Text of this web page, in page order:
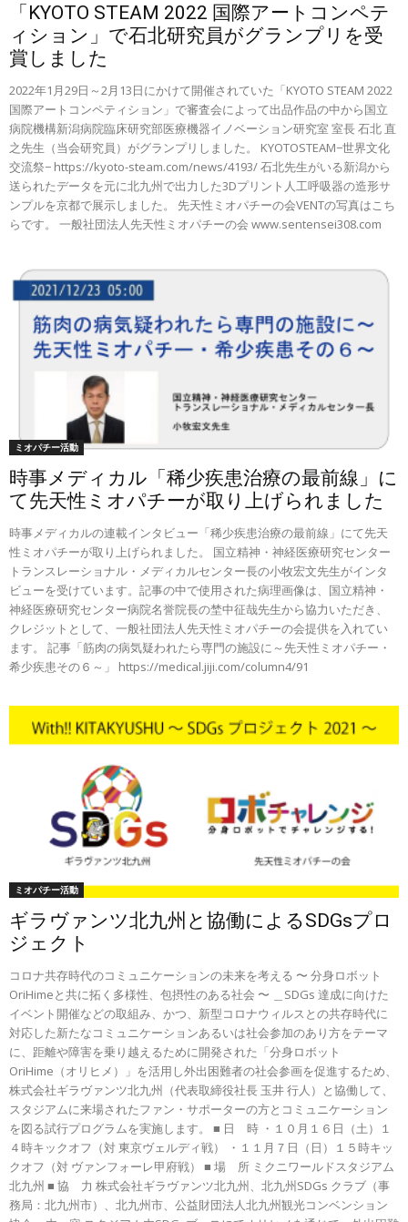
「KYOTO STEAM 2022 国際アートコンペテ
ィション」で石北研究員がグランプリを受
賞しました
2022年1月29日～2月13日にかけて開催されていた「KYOTO STEAM 2022
国際アートコンペティション」で審査会によって出品作品の中から国立
病院機構新潟病院臨床研究部医療機器イノベーション研究室 室長 石北 直
之先生（当会研究員）がグランプリしました。 KYOTOSTEAM−世界文化
交流祭− https://kyoto-steam.com/news/4193/ 石北先生がいる新潟から
送られたデータを元に北九州で出力した3Dプリント人工呼吸器の造形サ
ンプルを京都で展示しました。 先天性ミオパチーの会VENTの写真はこち
らです。 一般社団法人先天性ミオパチーの会 www.sentensei308.com
ミオパチー活動
時事メディカル「稀少疾患治療の最前線」に
て先天性ミオパチーが取り上げられました
時事メディカルの連載インタビュー「稀少疾患治療の最前線」にて先天
性ミオパチーが取り上げられました。 国立精神・神経医療研究センター
トランスレーショナル・メディカルセンター長の小牧宏文先生がインタ
ビューを受けています。記事の中で使用された病理画像は、国立精神・
神経医療研究センター病院名誉院長の埜中征哉先生から協力いただき、
クレジットとして、一般社団法人先天性ミオパチーの会提供を入れてい
ます。 記事「筋肉の病気疑われたら専門の施設に～先天性ミオパチー・
希少疾患その６～」 https://medical.jiji.com/column4/91
ミオパチー活動
ギラヴァンツ北九州と協働によるSDGsプロ
ジェクト
コロナ共存時代のコミュニケーションの未来を考える 〜 分⾝ロボット
OriHimeと共に拓く多様性、包摂性のある社会 〜 ＿SDGs 達成に向けた
イベント開催などの取組み、かつ、新型コロナウィルスとの共存時代に
対応した新たなコミュニケーションあるいは社会参加のあり⽅をテーマ
に、距離や障害を乗り越えるために開発された「分⾝ロボット
OriHime（オリヒメ）」を活用し外出困難者の社会参画を促進するため、
株式会社ギラヴァンツ北九州（代表取締役社長 玉井 行人）と協働して、
スタジアムに来場されたファン・サポーターの方とコミュニケーション
を図る試⾏プログラムを実施します。 ■ ⽇ 時 ・１０月１６日（土）１
４時キックオフ（対 東京ヴェルディ戦） ・１１月７日（日）１５時キッ
クオフ（対 ヴァンフォーレ甲府戦） ■ 場 所 ミクニワールドスタジアム
北九州 ■ 協 力 株式会社ギラヴァンツ北九州、北九州SDGs クラブ（事
務局：北九州市）、北九州市、公益財団法人北九州観光コンベンション